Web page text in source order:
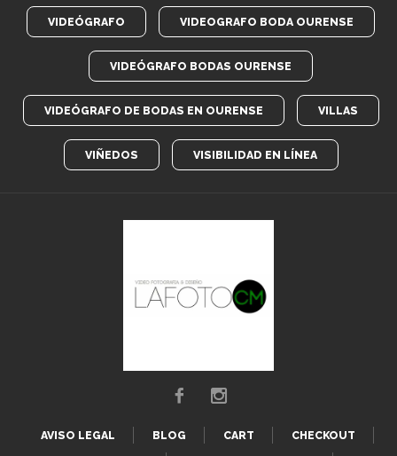
VIDEÓGRAFO VIDEOGRAFO BODA OURENSE
VIDEÓGRAFO BODAS OURENSE
VIDEÓGRAFO DE BODAS EN OURENSE VILLAS
VIÑEDOS VISIBILIDAD EN LÍNEA
AVISO LEGAL BLOG CART
CHECKOUT